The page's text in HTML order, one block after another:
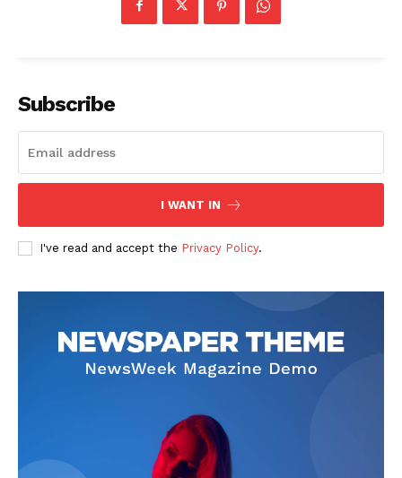
Subscribe
I WANT IN
I've read and accept the Privacy Policy.